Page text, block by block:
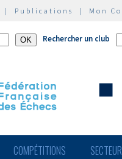
| Publications | Mon
Rechercher un club
COMPÉTITIONS